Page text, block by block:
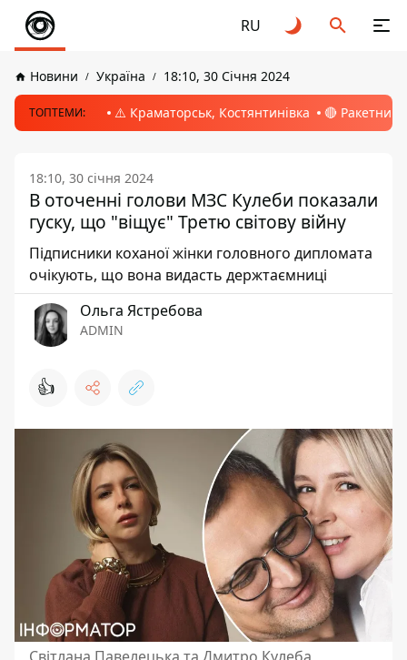
RU
Новини Україна 18:10, 30 Січня 2024
ТОПТЕМИ: ⚠️ Краматорськ, Костянтинівка 🔴 Ракетний
18:10, 30 січня 2024
В оточенні голови МЗС Кулеби показали
гуску, що "віщує" Третю світову війну
Підписники коханої жінки головного дипломата
очікують, що вона видасть держтаємниці
Ольга Ястребова
ADMIN
👍